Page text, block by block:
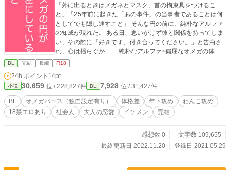
「外に出るときはメガネとマスク、首の拘束具をつけるこ
と」「25年前に起きた「あの事件」の当事者であることは何
としてでも隠し通すこと」 そんな円の前に、純朴なアルファ
の知成が現れた。 ある日、思いがけず彼と関係を持ってしま
い、その際に「好きです、付き合ってください。」と告白さ
れ、心は揺らぐが…… 純朴なアルファ×偏屈なオメガの体格
BL 完結 長編 R18
24h.ポイント 14pt
小説 30,659 位 / 228,827件 BL 7,928 位 / 31,427件
BL オメガバース（独自設定有り） 体格差 年下攻め
わんこ攻め
18禁エロあり
社会人 大人の恋愛 イケメン 完結
感想数 0
文字数 109,655
最終更新日 2022.11.20
登録日 2021.05.29